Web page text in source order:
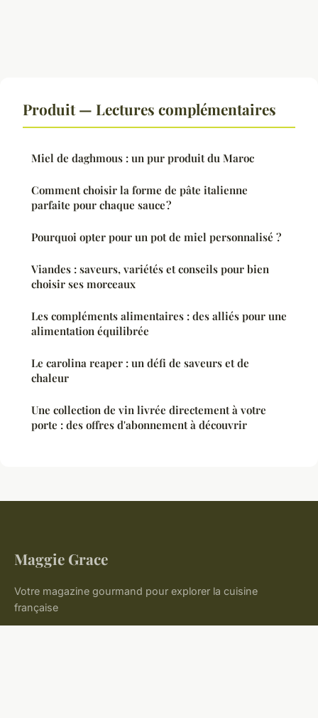
Produit — Lectures complémentaires
Miel de daghmous : un pur produit du Maroc
Comment choisir la forme de pâte italienne
parfaite pour chaque sauce ?
Pourquoi opter pour un pot de miel personnalisé ?
Viandes : saveurs, variétés et conseils pour bien
choisir ses morceaux
Les compléments alimentaires : des alliés pour une
alimentation équilibrée
Le carolina reaper : un défi de saveurs et de
chaleur
Une collection de vin livrée directement à votre
porte : des offres d'abonnement à découvrir
Maggie Grace
Votre magazine gourmand pour explorer la cuisine
française